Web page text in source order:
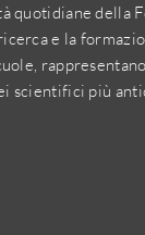
quotidiane della
e la
scientifici più